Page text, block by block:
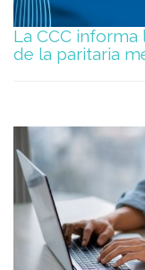
La CCC
de la paritaria